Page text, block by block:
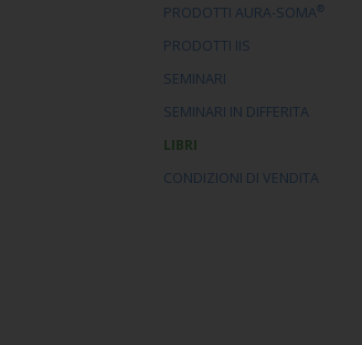
PRODOTTI AURA-SOMA®
PRODOTTI IIS
SEMINARI
SEMINARI IN DIFFERITA
LIBRI
CONDIZIONI DI VENDITA